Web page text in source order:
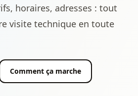
horaires, adresses : tout
visite technique en toute
Comment ça marche